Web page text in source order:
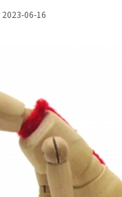
2023-06-16